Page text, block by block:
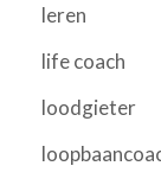
leren
life coach
loodgieter